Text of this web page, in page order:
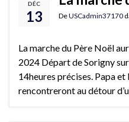
DÉC
13 DeUSCadmin37170
La marche du Père Noël
2024 Départ de Sorigny
14heures précises. Papa
rencontreront au détour